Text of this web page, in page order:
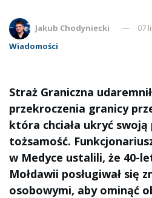
Jakub Chodyniecki
07
Wiadomości
Straż Graniczna
przekroczenia granicy
która chciała ukryć swoją
tożsamość.
w Medyce ustalili, że 40-
Mołdawii posługiwał się
osobowymi, aby ominąć